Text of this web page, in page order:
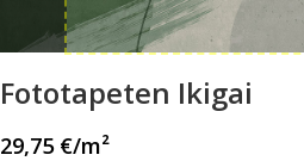
Fototapeten Ikigai
29,75 €/m²